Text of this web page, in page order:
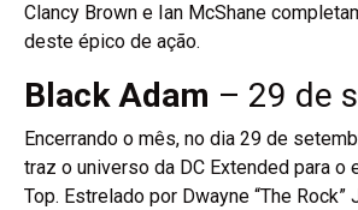
Clancy Brown e Ian McShane
deste épico de ação.
Black Adam – 29 de
Encerrando o mês, no dia 29 de
traz o universo da DC Extended para o
Top. Estrelado por Dwayne “The Rock”